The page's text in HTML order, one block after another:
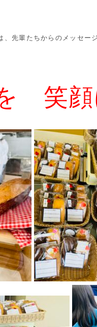
先輩たちからのメッセー
笑顔